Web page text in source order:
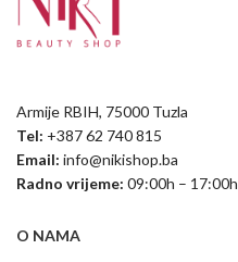
Armije RBIH, 75000 Tuzla
Tel: +387 62 740 815
Email: info@nikishop.ba
Radno vrijeme: 09:00h – 17:00h
O NAMA